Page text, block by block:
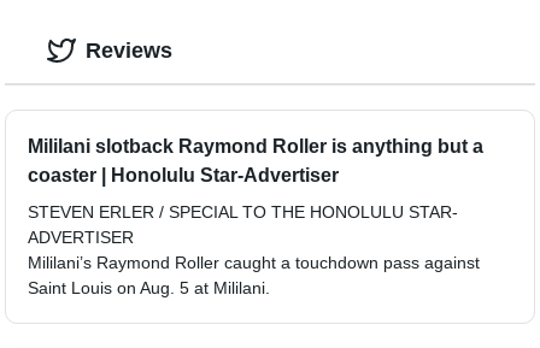
Mililani slotback Raymond Roller is anything but a
coaster | Honolulu Star-Advertiser
STEVEN ERLER / SPECIAL TO THE HONOLULU STAR-
ADVERTISER
Mililani’s Raymond Roller caught a touchdown pass against
Saint Louis on Aug. 5 at Mililani.
Reviews